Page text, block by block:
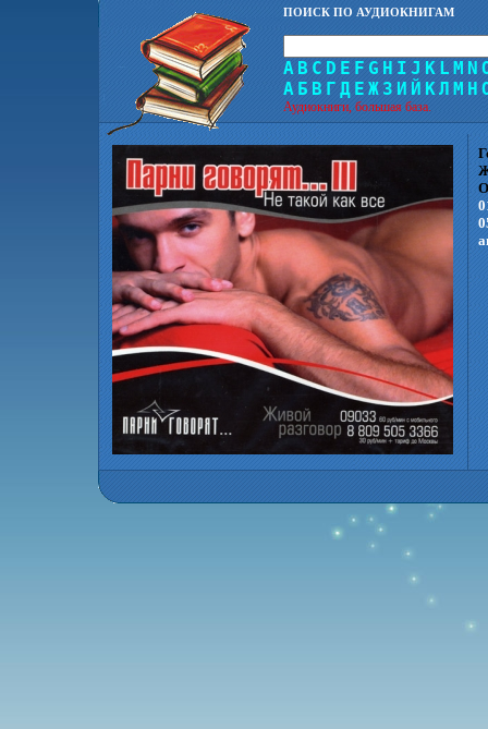
ПОИСК ПО АУДИОКНИГАМ
A B C D E F G H I J K L M N
А Б В Г Д Е Ж З И Й КЛ М Н
Аудиокниги, большая база.